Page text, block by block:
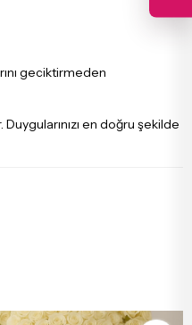
geciktirmeden
en doğru şekilde